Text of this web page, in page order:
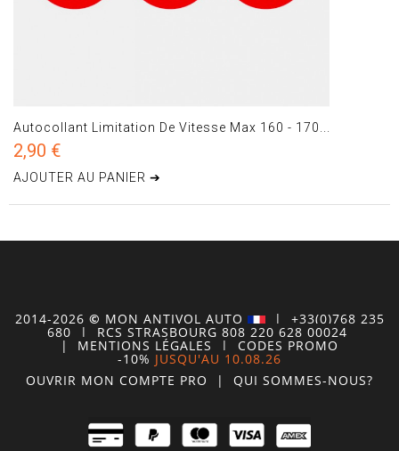
Autocollant Limitation De Vitesse Max 160 - 170...
2,90 €
AJOUTER AU PANIER ➔
2014-2026 © MON ANTIVOL AUTO | +33(0)768 235
680 | RCS STRASBOURG 808 220 628 00024
| MENTIONS LÉGALES | CODES PROMO
-10% JUSQU'AU 10.08.26
OUVRIR MON COMPTE PRO | QUI SOMMES-NOUS?